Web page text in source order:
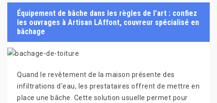
Équipement de bâche dans les règles de l’art : confiez
les ouvrages à Artisan LAffont, couvreur spécialisé en
bâchage
Quand le revêtement de la maison présente des
infiltrations d'eau, les prestataires offrent de mettre en
place une bâche. Cette solution usuelle permet pour